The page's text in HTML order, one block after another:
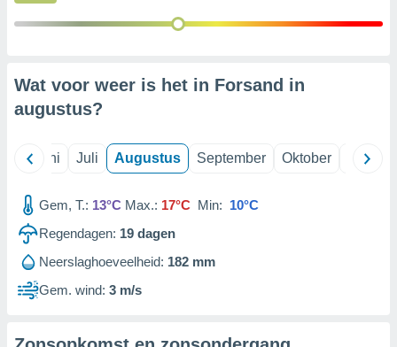
Wat voor weer is het in Forsand in
augustus?
Juni Juli Augustus September Oktober
Gem, T.: 13°C Max.: 17°C Min: 10°C
Regendagen: 19 dagen
Neerslaghoeveelheid: 182 mm
Gem. wind: 3 m/s